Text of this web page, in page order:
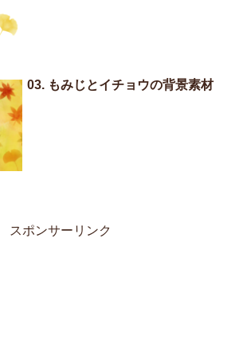
03. もみじとイチョウの背景素材
スポンサーリンク